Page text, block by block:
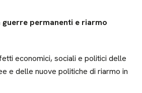
permanenti e riarmo
economici, sociali e politici delle
e delle nuove politiche di riarmo in